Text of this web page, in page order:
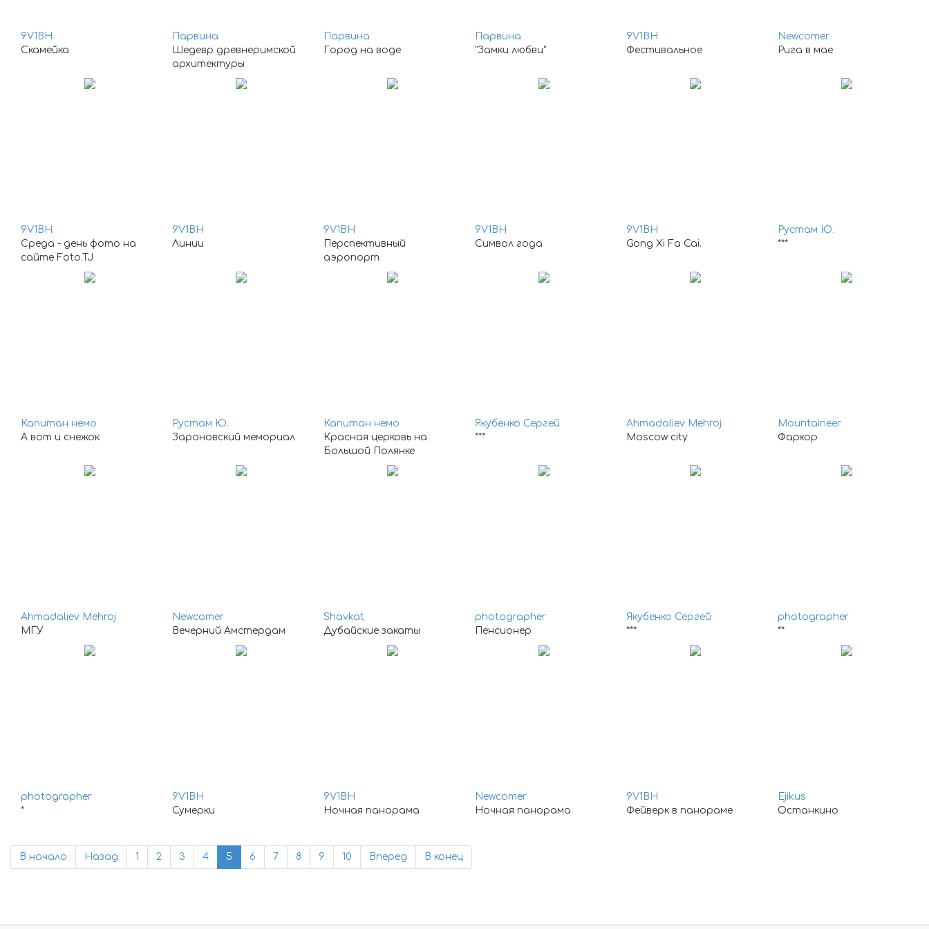
9V1BH
Скамейка
Парвина
Шедевр древнеримской
архитектуры
Парвина
Город на воде
Парвина
"Замки любви"
9V1BH
Фестивальное
Newcomer
Рига в мае
9V1BH
Среда - день фото на
сайте Foto.TJ
9V1BH
Линии
9V1BH
Перспективный
аэропорт
9V1BH
Символ года
9V1BH
Gong Xi Fa Cai.
Рустам Ю.
***
Капитан немо
А вот и снежок
Рустам Ю.
Зароновский мемориал
Капитан немо
Красная церковь на
Большой Полянке
Якубенко Сергей
***
Ahmadaliev Mehroj
Moscow city
Mountaineer
Фархор
Ahmadaliev Mehroj
МГУ
Newcomer
Вечерний Амстердам
Shavkat
Дубайские закаты
photographer
Пенсионер
Якубенко Сергей
***
photographer
**
photographer
*
9V1BH
Сумерки
9V1BH
Ночная панорама
Newcomer
Ночная панорама
9V1BH
Фейверк в панораме
Ejikus
Останкино
В начало Назад 1 2 3 4 5 6 7 8 9 10 Вперед В конец